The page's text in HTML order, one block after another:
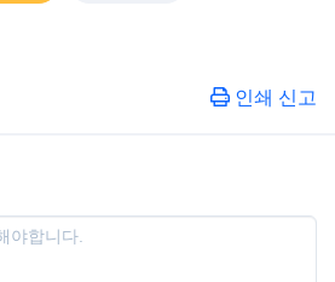
인쇄 신고